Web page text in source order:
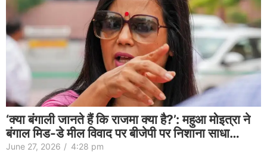
‘क्या बंगाली जानते हैं कि राजमा क्या है?’: महुआ मोइत्रा ने
बंगाल मिड-डे मील विवाद पर बीजेपी पर निशाना साधा…
June 27, 2026 / 4:28 pm